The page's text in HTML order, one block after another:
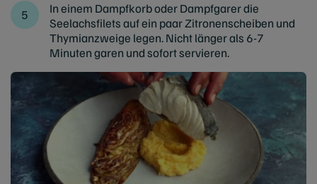
In einem Dampfkorb oder Dampfgarer die
Seelachsfilets auf ein paar Zitronenscheiben und
Thymianzweige legen. Nicht länger als 6-7
Minuten garen und sofort servieren.